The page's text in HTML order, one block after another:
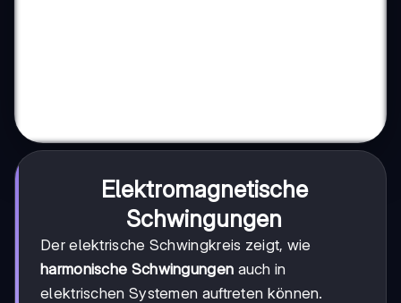
Elektromagnetische
Schwingungen
Der elektrische Schwingkreis zeigt, wie
harmonische Schwingungen auch in
elektrischen Systemen auftreten können.